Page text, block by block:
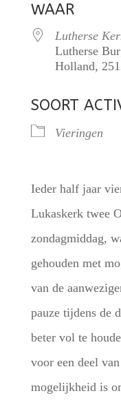
WAAR
Lutherse
Lutherse
Holland,
SOORT
Vieringen
Ieder half jaar
Lukaskerk twee
zondagmiddag,
gehouden met
van de
pauze tijdens de
beter vol te
voor een deel
mogelijkheid is